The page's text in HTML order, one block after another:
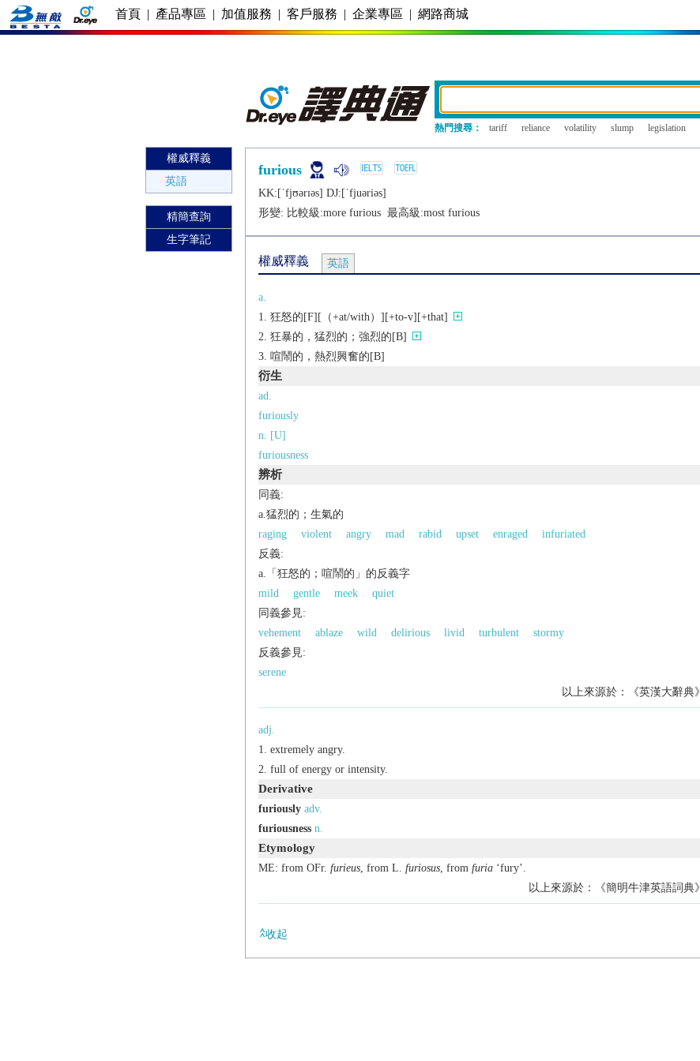
首頁 | 產品專區 | 加值服務 | 客戶服務 | 企業專區 | 網路商城
熱門搜尋： tariff reliance volatility slump legislation
權威釋義
英語
精簡查詢
生字筆記
furious
KK:[ˈfjʊǝrɪǝs] DJ:[ˈfjuǝriǝs]
形變: 比較級:more furious最高級:most furious
權威釋義 英語
a.
狂怒的[F][（+at/with）][+to-v][+that]
狂暴的，猛烈的；強烈的[B]
喧鬧的，熱烈興奮的[B]
衍生
ad.
furiously
n. [U]
furiousness
辨析
同義:
a.猛烈的；生氣的
raging
violent angry mad rabid upset enraged
infuriated
反義:
a.「狂怒的；喧鬧的」的反義字
mild
gentle meek
quiet
同義參見:
vehement
ablaze wild delirious livid turbulent
stormy
反義參見:
serene
以上來源於：《英漢大辭典》
adj.
extremely angry.
full of energy or intensity.
Derivative
furiously adv.
furiousness n.
Etymology
ME: from OFr. furieus, from L. furiosus, from furia‘fury’.
以上來源於：《簡明牛津英語詞典》
收起